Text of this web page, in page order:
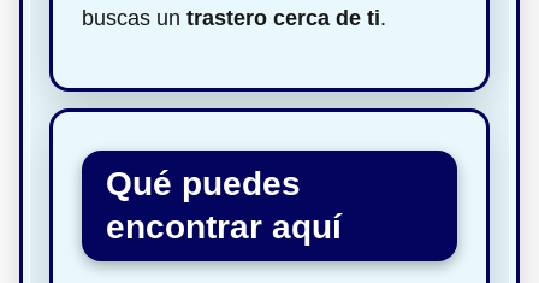
buscas un trastero cerca de ti.
Qué puedes
encontrar aquí